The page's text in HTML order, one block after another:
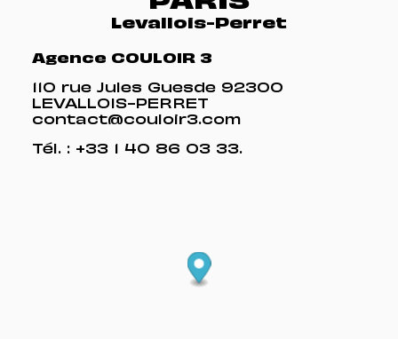
Levallois-Perret
Agence COULOIR 3
110 rue Jules Guesde 92300
LEVALLOIS-PERRET
contact@couloir3.com
Tél. : +33 1 40 86 03 33.